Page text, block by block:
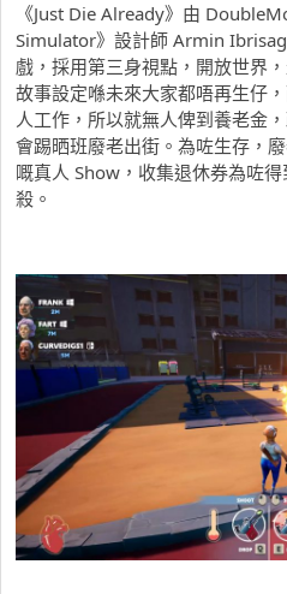
《Just Die Already》由
Simulator》設計師 Armin
戲，採用第三身視點，開放世界
故事設定喺未來大家都唔再生仔
人工作，所以就無人俾到養老金
會踢晒班廢老出街。為咗生存，
嘅真人 Show，收集退休券為咗
殺。